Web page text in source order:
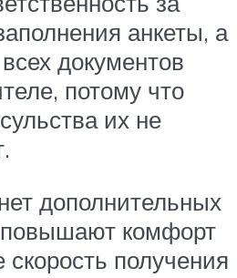
анкеты, а
документов
потому что
их не
дополнительных
повышают комфорт
скорость получения